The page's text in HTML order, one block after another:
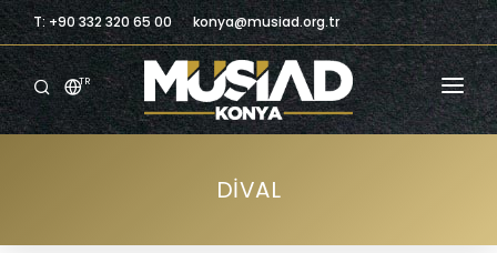
T: +90 332 320 65 00 konya@musiad.org.tr
TR
ANASAYFA
DİVAL